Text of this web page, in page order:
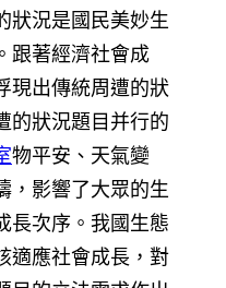
狀況是國民美妙生
跟著經濟社會成
現出傳統周遭的狀
的狀況題目并行的
物平安、天氣變
，影響了大眾的生
長次序。我國生態
適應社會成長，對